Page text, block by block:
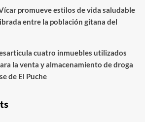
promueve estilos de vida saludable
entre la población gitana del
cuatro inmuebles utilizados
la venta y almacenamiento de droga
de El Puche